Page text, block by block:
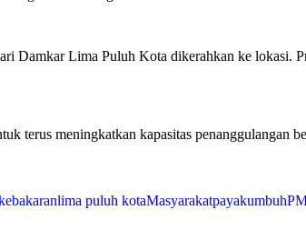
Damkar Lima Puluh Kota dikerahkan ke
terus meningkatkan kapasitas penanggulangan
lima puluh kotaMasyarakatpayakumbuh